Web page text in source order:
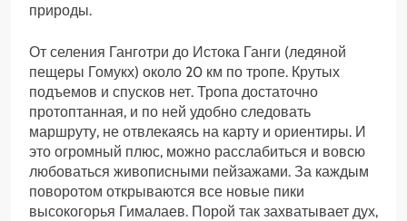
природы.
От селения Ганготри до Истока Ганги (ледяной
пещеры Гомукх) около 20 км по тропе. Крутых
подъемов и спусков нет. Тропа достаточно
протоптанная, и по ней удобно следовать
маршруту, не отвлекаясь на карту и ориентиры. И
это огромный плюс, можно расслабиться и вовсю
любоваться живописными пейзажами. За каждым
поворотом открываются все новые пики
высокогорья Гималаев. Порой так захватывает дух,